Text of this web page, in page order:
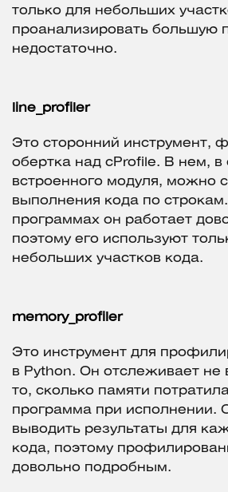
только для небольших
проанализировать большую
недостаточно.
line_profiler
Это сторонний инструмент,
обертка над cProfile. В нем, в
встроенного модуля, можно
выполнения кода по
программах он работает
поэтому его используют
небольших участков кода.
memory_profiler
Это инструмент для
в Python. Он отслеживает не
то, сколько памяти
программа при исполнении.
выводить результаты для
кода, поэтому
довольно подробным.